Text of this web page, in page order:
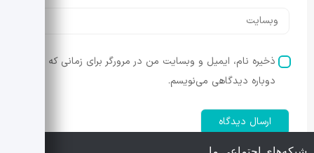
ذخیره نام، ایمیل و وبسایت من در مرورگر برای زمانی که
دوباره دیدگاهی می‌نویسم.